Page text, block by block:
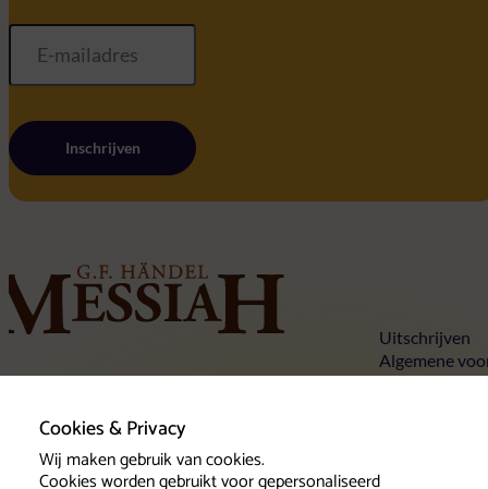
Cookies & Privacy
Wij maken gebruik van cookies.
Cookies worden gebruikt voor gepersonaliseerd
Inschrijven
Home
Over Händels Messiah
Contact
Uitschrijven
Algemene
Privacy